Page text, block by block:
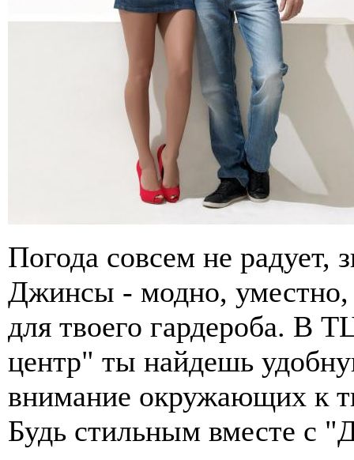
Погода совсем не радует,
Джинсы - модно, уместно,
для твоего гардероба. В
центр" ты найдешь
внимание окружающих к
Будь стильным вместе с